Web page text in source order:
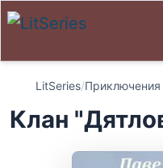
LitSeries/Приключения
Клан